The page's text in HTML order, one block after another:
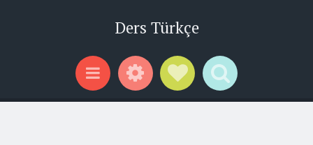
Ders Türkçe
Menu WidgetsSocial Links
Search